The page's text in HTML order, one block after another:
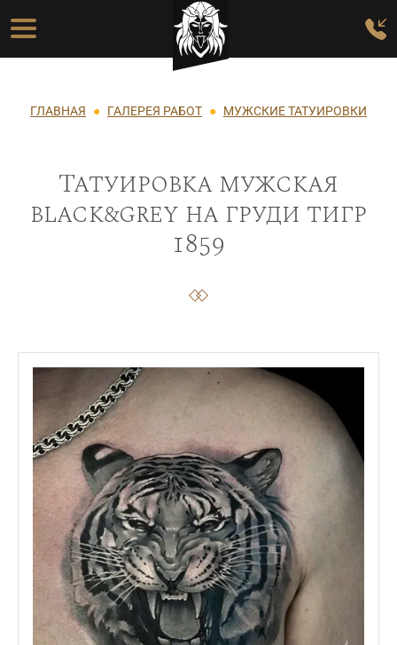
Перейти к основному содержанию
Основная навигация
Строка навигации
ГЛАВНАЯ ГАЛЕРЕЯ РАБОТ МУЖСКИЕ ТАТУИРОВКИ
Татуировка мужская
black&grey на груди тигр
1859